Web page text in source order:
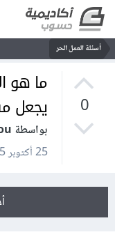
أسئلة العمل الحر
0
ما هو
يجعل
بواسطة Manou
25 أكتوبر 2015